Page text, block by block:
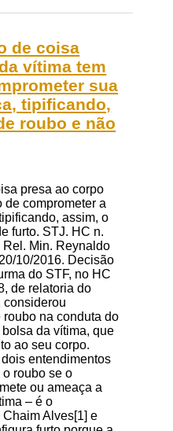
de coisa
vítima tem
sua
tipificando,
roubo e não
presa ao corpo
de comprometer a
assim, o
furto. STJ. HC n.
Rel. Min. Reynaldo
10/2016. Decisão
do STF, no HC
de relatoria do
considerou
na conduta do
da vítima, que
ao seu corpo.
entendimentos
roubo se o
ou ameaça a
– é o
Alves[1] e